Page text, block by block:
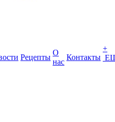
Рецепты
О
нас
Контакты
+